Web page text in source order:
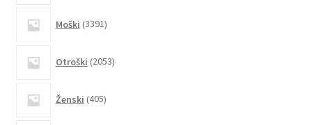
Moški 3391izdelkov
Otroški 2053izdelkov
Ženski 405izdelkov